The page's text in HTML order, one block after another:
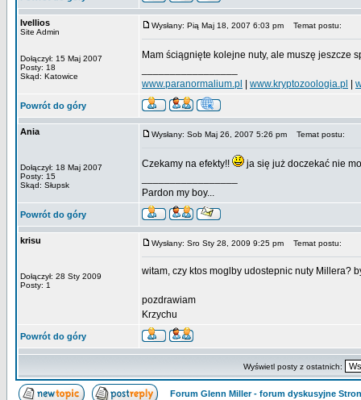
Ivellios
Site Admin
Dołączył: 15 Maj 2007
Posty: 18
Skąd: Katowice
Wysłany: Pią Maj 18, 2007 6:03 pm Temat postu:
Mam ściągnięte kolejne nuty, ale muszę jeszcze
www.paranormalium.pl
www.kryptozoologia.pl
Powrót do góry
Ania
Dołączył: 18 Maj 2007
Posty: 15
Skąd: Słupsk
Wysłany: Sob Maj 26, 2007 5:26 pm Temat postu:
Czekamy na efekty!!
ja się już doczekać nie
Pardon my boy...
Powrót do góry
krisu
Dołączył: 28 Sty 2009
Posty: 1
Wysłany: Sro Sty 28, 2009 9:25 pm Temat postu:
witam, czy ktos moglby udostepnic nuty Millera?
pozdrawiam
Krzychu
Powrót do góry
Wyświetl posty z ostatnich:
Forum Glenn Miller - forum dyskusyjne